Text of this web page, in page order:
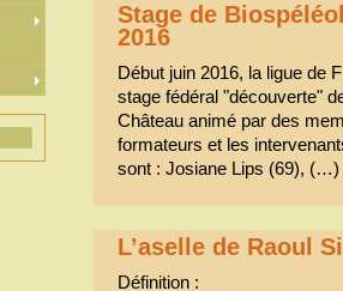
Stage de
2016
Début juin 2016, la ligue de
stage fédéral "découverte"
Château animé par des
formateurs et les
sont : Josiane Lips (69), (…)
L’aselle de Raoul
Définition :